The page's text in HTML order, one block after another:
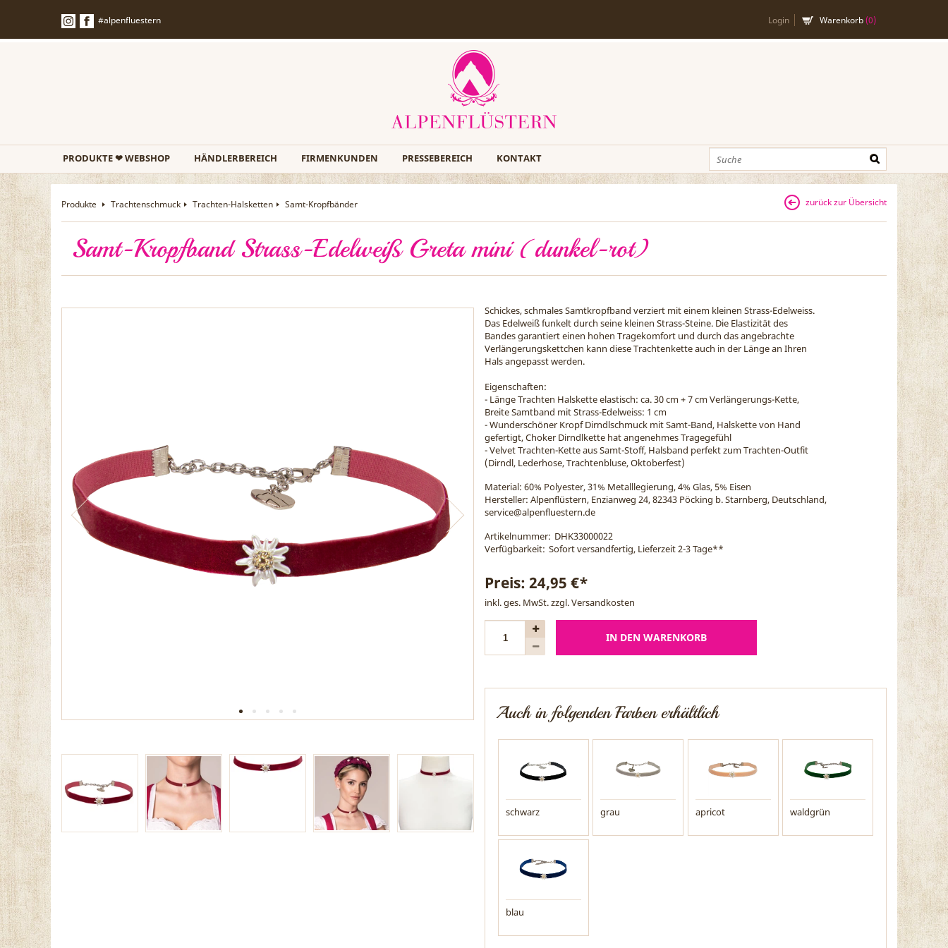
#alpenfluestern Login Warenkorb(0)
PRODUKTE ❤ WEBSHOP HÄNDLERBEREICH FIRMENKUNDEN PRESSEBEREICH KONTAKT
Produkte Trachtenschmuck Trachten-Halsketten Samt-Kropfbänder
Samt-Kropfband Strass-Edelweiß Greta mini (dunkel-rot)
Schickes, schmales Samtkropfband verziert mit einem kleinen Strass-Edelweiss.
Das Edelweiß funkelt durch seine kleinen Strass-Steine. Die Elastizität des
Bandes garantiert einen hohen Tragekomfort und durch das angebrachte
Verlängerungskettchen kann diese Trachtenkette auch in der Länge an Ihren
Hals angepasst werden.
Eigenschaften:
- Länge Trachten Halskette elastisch: ca. 30 cm + 7 cm Verlängerungs-Kette,
Breite Samtband mit Strass-Edelweiss: 1 cm
- Wunderschöner Kropf Dirndlschmuck mit Samt-Band, Halskette von Hand
gefertigt, Choker Dirndlkette hat angenehmes Tragegefühl
- Velvet Trachten-Kette aus Samt-Stoff, Halsband perfekt zum Trachten-Outfit
(Dirndl, Lederhose, Trachtenbluse, Oktoberfest)
Material: 60% Polyester, 31% Metalllegierung, 4% Glas, 5% Eisen
Hersteller: Alpenflüstern, Enzianweg 24, 82343 Pöcking b. Starnberg, Deutschland,
service@alpenfluestern.de
Artikelnummer: DHK33000022
Verfügbarkeit: Sofort versandfertig, Lieferzeit 2-3 Tage**
Preis: 24,95 €*
inkl. ges. MwSt. zzgl.Versandkosten
IN DEN WARENKORB
Auch in folgenden Farben erhältlich
schwarz grau apricot waldgrün
blau
zurück zur Übersicht